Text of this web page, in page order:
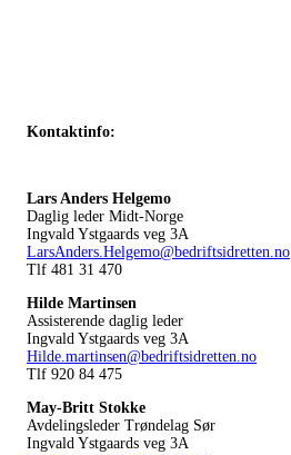
Kontaktinfo:
Lars Anders Helgemo
Daglig leder Midt-Norge
Ingvald Ystgaards veg 3A
LarsAnders.Helgemo@bedriftsidretten.no
Tlf 481 31 470
Hilde Martinsen
Assisterende daglig leder
Ingvald Ystgaards veg 3A
Hilde.martinsen@bedriftsidretten.no
Tlf 920 84 475
May-Britt Stokke
Avdelingsleder Trøndelag Sør
Ingvald Ystgaards veg 3A